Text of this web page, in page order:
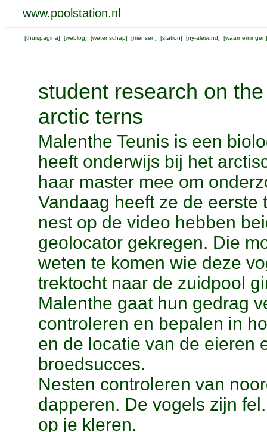
www.poolstation.nl
[thuispagina] [weblog] [wetenschap] [mensen] [station] [ny-ålesund] [waarnemingen
student research on
arctic terns
Malenthe Teunis is een
heeft onderwijs bij het
haar master mee om
Vandaag heeft ze de eerste
nest op de video hebben
geolocator gekregen. Die
weten te komen wie deze
trektocht naar de zuidpool
Malenthe gaat hun gedrag
controleren en bepalen in
en de locatie van de eieren
broedsucces.
Nesten controleren van
dapperen. De vogels zijn
op je kleren.